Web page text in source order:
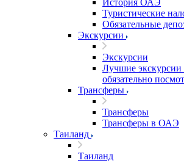
История ОАЭ
Туристические
Обязательные
Экскурсии
Экскурсии
Лучшие
обязательно
Трансферы
Трансферы
Трансферы в ОАЭ
Таиланд
Таиланд